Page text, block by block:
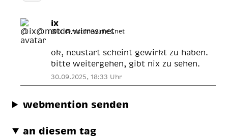
ix
@ix @mstdn.wirres.net
ok, neustart scheint gewirkt zu haben.
bitte weitergehen, gibt nix zu sehen.
30.09.2025, 18:33 Uhr
webmention senden
an diesem tag